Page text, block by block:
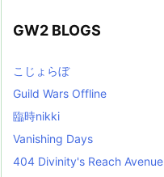
GW2 BLOGS
こじょらぼ
Guild Wars Offline
臨時nikki
Vanishing Days
404 Divinity's Reach Avenue